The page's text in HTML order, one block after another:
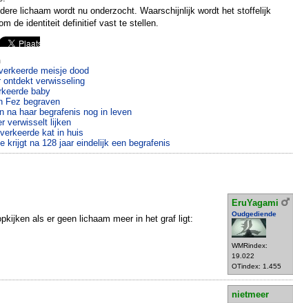
lichaam wordt nu onderzocht. Waarschijnlijk wordt het stoffelijk
de identiteit definitief vast te stellen.
meisje dood
ontdekt verwisseling
baby
Fez begraven
na haar begrafenis nog in leven
verwisselt lijken
kat in huis
krijgt na 128 jaar eindelijk een begrafenis
EruYagami
Oudgediende
WMRindex:
19.022
OTindex: 1.455
als er geen lichaam meer in het graf ligt:
nietmeer